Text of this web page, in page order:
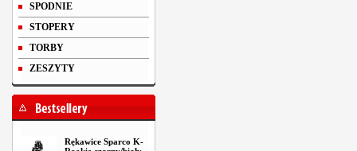
SPODNIE
STOPERY
TORBY
ZESZYTY
Rękawice Sparco K-